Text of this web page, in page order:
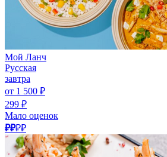
Мой Ланч
Русская
завтра
от 1 500 ₽
299 ₽
Мало оценок
₽₽₽₽